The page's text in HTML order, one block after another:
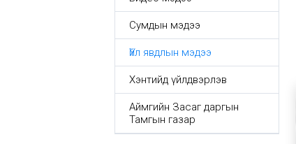
Сумдын мэдээ
Үйл явдлын мэдээ
Хэнтийд үйлдвэрлэв
Аймгийн Засаг даргын
Тамгын газар